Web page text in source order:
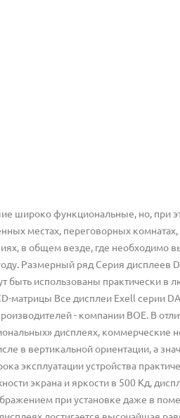
широко функциональные, но, при
местах, переговорных
в общем везде, где необходимо
Размерный ряд Серия дисплеев
быть использованы практически в
матрицы Все дисплеи Exell серии
- компании BOE. В
дисплеях, коммерческие
в вертикальной ориентации, а
эксплуатации устройства
экрана и яркости в 500 Кд,
при установке даже в